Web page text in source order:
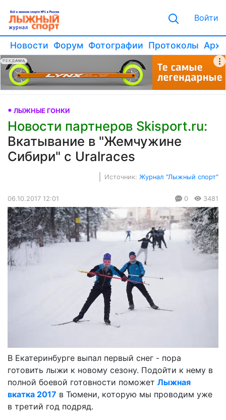
Войти
Новости Форум Фотографии Протоколы
РЕКЛАМА
ЛЫЖНЫЕ ГОНКИ
Новости партнеров Skisport.ru:
Вкатывание в "Жемчужине
Сибири" с Uralraces
Источник: Журнал "Лыжный спорт"
06.10.2017 12:01 0 3481
В Екатеринбурге выпал первый снег - пора
готовить лыжи к новому сезону. Подойти к нему в
полной боевой готовности поможет Лыжная
вкатка 2017 в Тюмени, которую мы проводим уже
в третий год подряд.